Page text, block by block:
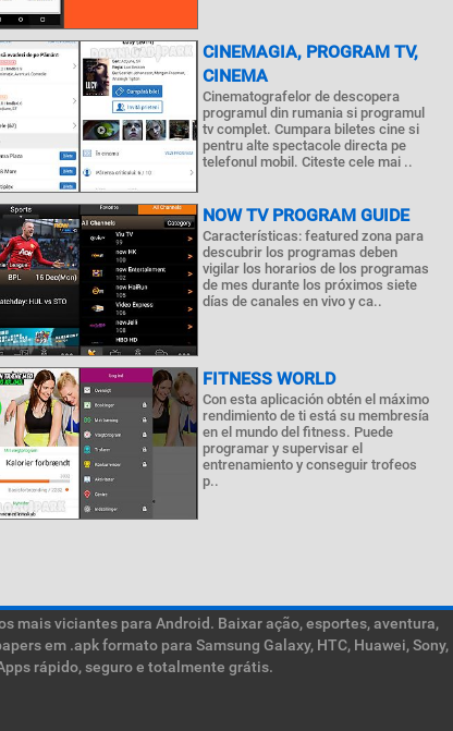
CINEMAGIA, PROGRAM TV,
CINEMA
Cinematografelor de descopera
programul din rumania si programul
tv complet. Cumpara biletes cine si
pentru alte spectacole directa pe
telefonul mobil. Citeste cele mai ..
NOW TV PROGRAM GUIDE
Características: featured zona para
descubrir los programas deben
vigilar los horarios de los programas
de mes durante los próximos siete
días de canales en vivo y ca..
FITNESS WORLD
Con esta aplicación obtén el máximo
rendimiento de ti está su membresía
en el mundo del fitness. Puede
programar y supervisar el
entrenamiento y conseguir trofeos
p..
mais viciantes para Android. Baixar ação, esportes, aventura,
em .apk formato para Samsung Galaxy, HTC, Huawei, Sony,
rápido, seguro e totalmente grátis.